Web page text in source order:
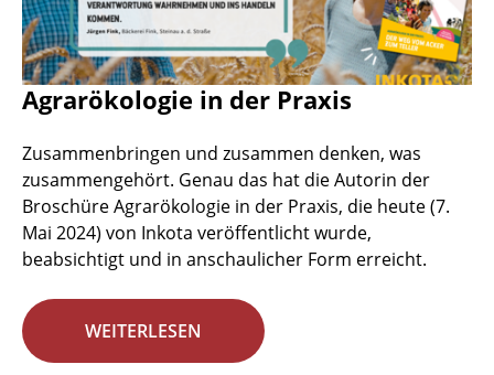
Agrarökologie in der Praxis
Zusammenbringen und zusammen denken, was
zusammengehört. Genau das hat die Autorin der
Broschüre Agrarökologie in der Praxis, die heute (7.
Mai 2024) von Inkota veröffentlicht wurde,
beabsichtigt und in anschaulicher Form erreicht.
WEITERLESEN